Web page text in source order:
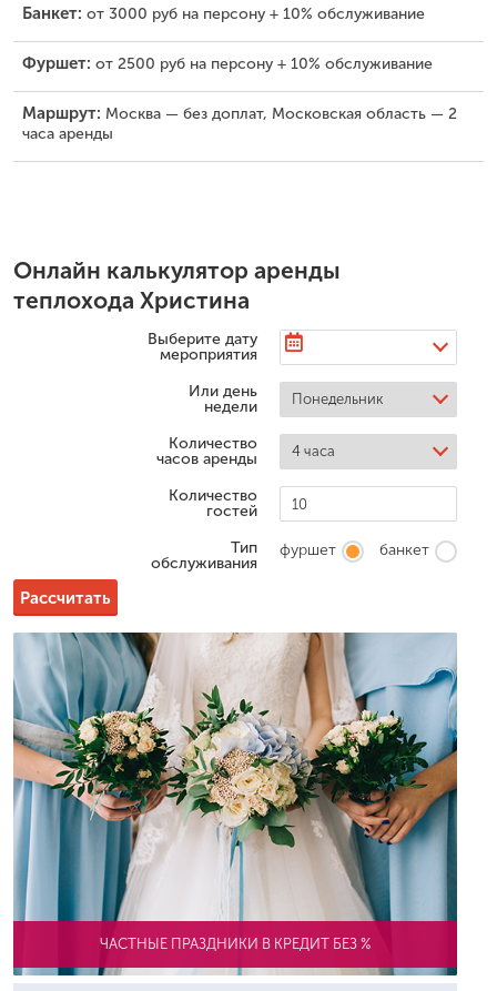
Банкет: от 3000 руб на персону + 10% обслуживание
Фуршет: от 2500 руб на персону + 10% обслуживание
Маршрут: Москва — без доплат, Московская область — 2
часа аренды
Онлайн калькулятор аренды
теплохода Христина
Выберите дату
мероприятия
Или день
недели
Количество
часов аренды
Количество
гостей
Тип
обслуживания
фуршет банкет
Рассчитать
ЧАСТНЫЕ ПРАЗДНИКИ В КРЕДИТ БЕЗ %